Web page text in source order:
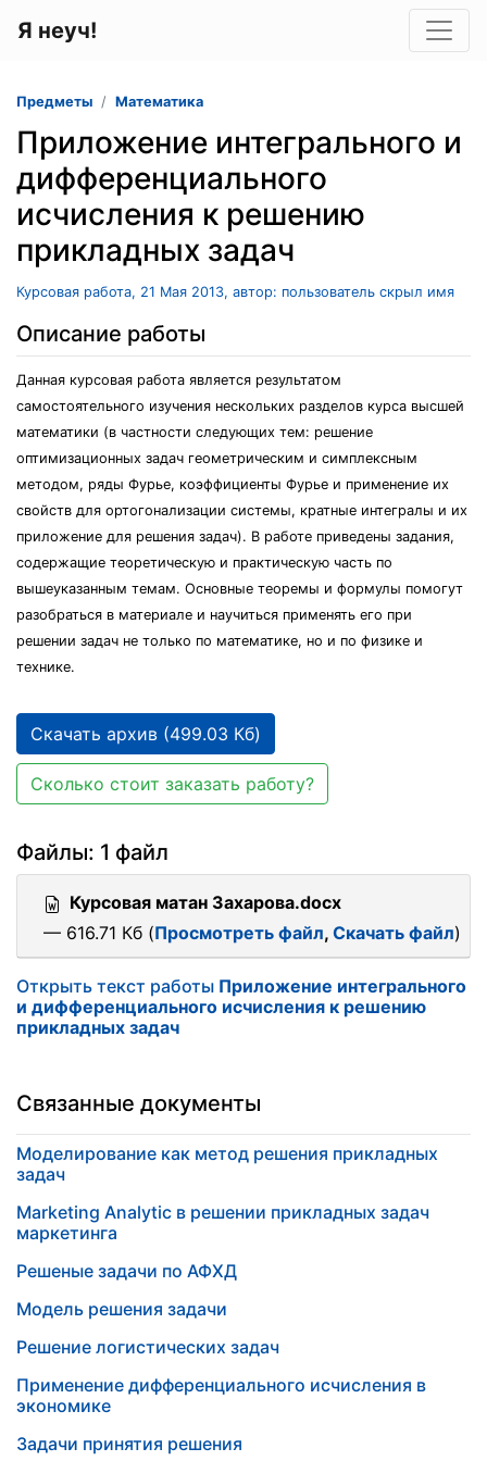
Я неуч!
Предметы Математика
Приложение интегрального и
дифференциального
исчисления к решению
прикладных задач
Курсовая работа, 21 Мая 2013, автор: пользователь скрыл имя
Описание работы
Данная курсовая работа является результатом
самостоятельного изучения нескольких разделов курса высшей
математики (в частности следующих тем: решение
оптимизационных задач геометрическим и симплексным
методом, ряды Фурье, коэффициенты Фурье и применение их
свойств для ортогонализации системы, кратные интегралы и их
приложение для решения задач). В работе приведены задания,
содержащие теоретическую и практическую часть по
вышеуказанным темам. Основные теоремы и формулы помогут
разобраться в материале и научиться применять его при
решении задач не только по математике, но и по физике и
технике.
Скачать архив (499.03 Кб)
Сколько стоит заказать работу?
Файлы: 1 файл
Курсовая матан Захарова.docx
— 616.71 Кб (Просмотреть файл, Скачать файл)
Открыть текст работы Приложение интегрального
и дифференциального исчисления к решению
прикладных задач
Связанные документы
Моделирование как метод решения прикладных
задач
Marketing Analytic в решении прикладных задач
маркетинга
Решеные задачи по АФХД
Модель решения задачи
Решение логистических задач
Применение дифференциального исчисления в
экономике
Задачи принятия решения